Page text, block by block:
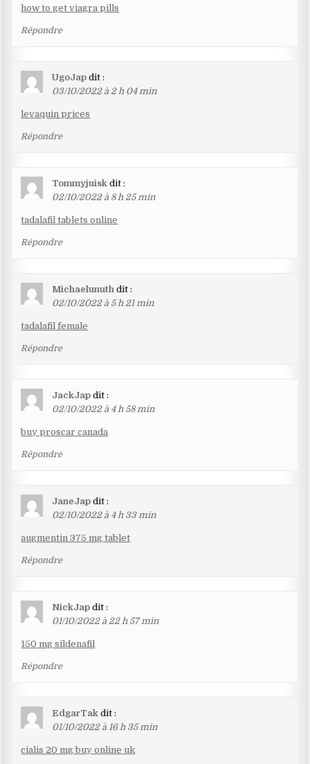
how to get viagra pills
Répondre
UgoJap dit :
03/10/2022 à 2 h 04 min
levaquin prices
Répondre
Tommyjuisk dit :
02/10/2022 à 8 h 25 min
tadalafil tablets online
Répondre
Michaelunuth dit :
02/10/2022 à 5 h 21 min
tadalafil female
Répondre
JackJap dit :
02/10/2022 à 4 h 58 min
buy proscar canada
Répondre
JaneJap dit :
02/10/2022 à 4 h 33 min
augmentin 375 mg tablet
Répondre
NickJap dit :
01/10/2022 à 22 h 57 min
150 mg sildenafil
Répondre
EdgarTak dit :
01/10/2022 à 16 h 35 min
cialis 20 mg buy online uk